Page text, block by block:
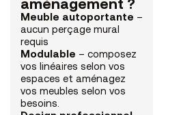
aménagement ?
Meuble autoportante –
aucun perçage mural
requis
Modulable – composez
vos linéaires selon vos
espaces et aménagez
vos meubles selon vos
besoins.